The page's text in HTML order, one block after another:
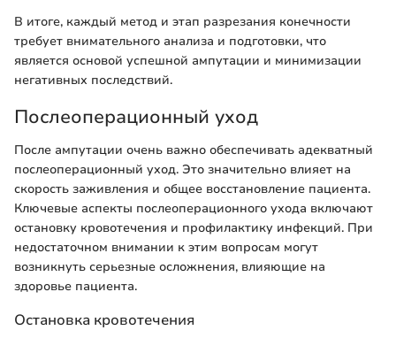
В итоге, каждый метод и этап разрезания конечности
требует внимательного анализа и подготовки, что
является основой успешной ампутации и минимизации
негативных последствий.
Послеоперационный уход
После ампутации очень важно обеспечивать адекватный
послеоперационный уход. Это значительно влияет на
скорость заживления и общее восстановление пациента.
Ключевые аспекты послеоперационного ухода включают
остановку кровотечения и профилактику инфекций. При
недостаточном внимании к этим вопросам могут
возникнуть серьезные осложнения, влияющие на
здоровье пациента.
Остановка кровотечения